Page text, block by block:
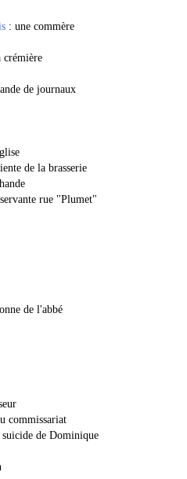
: une commère
crémière
de journaux
de la brasserie
rue "Plumet"
de l'abbé
commissariat
de Dominique